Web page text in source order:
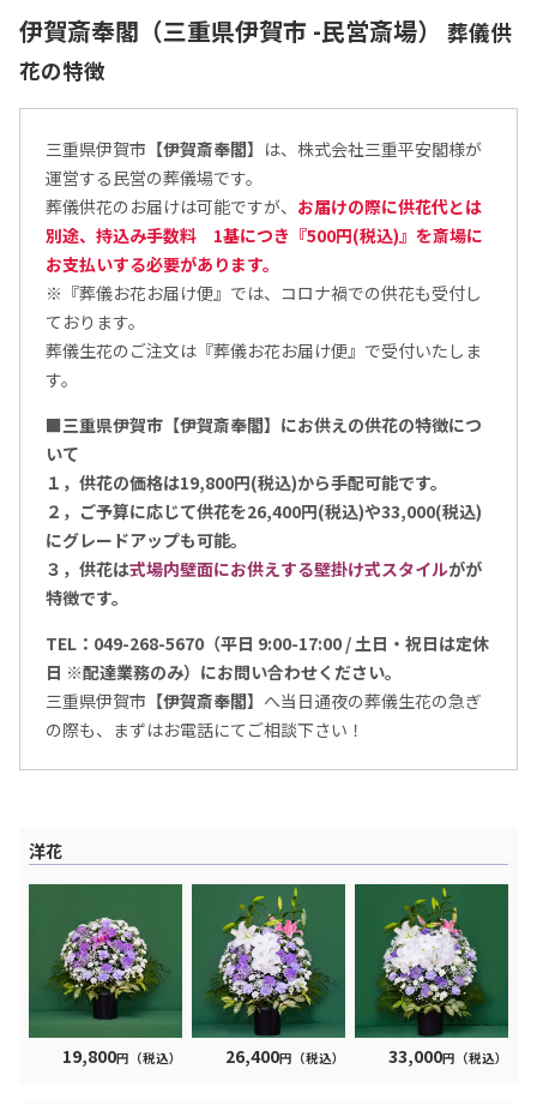
伊賀斎奉閣（三重県伊賀市 -民営斎場） 葬儀供
花の特徴
三重県伊賀市 【伊賀斎奉閣】 は、株式会社三重平安閣様が
運営する民営の葬儀場です。
葬儀供花のお届けは可能ですが、 お届けの際に供花代とは
別途、持込み手数料 1基につき『500円(税込)』を斎場に
お支払いする必要があります。
※『葬儀お花お届け便』では、コロナ禍での供花も受付し
ております。
葬儀生花のご注文は『葬儀お花お届け便』で受付いたしま
す。
■三重県伊賀市【伊賀斎奉閣】にお供えの供花の特徴につ
いて
１，供花の価格は19,800円(税込)から手配可能です。
２，ご予算に応じて供花を26,400円(税込)や33,000(税込)
にグレードアップも可能。
３，供花は式場内壁面にお供えする壁掛け式スタイルがが
特徴です。
TEL：049-268-5670（平日 9:00-17:00 / 土日・祝日は定休
日 ※配達業務のみ）にお問い合わせください。
三重県伊賀市 【伊賀斎奉閣】 へ当日通夜の葬儀生花の急ぎ
の際も、まずはお電話にてご相談下さい！
洋花
19,800円（税込） 26,400円（税込） 33,000円（税込）